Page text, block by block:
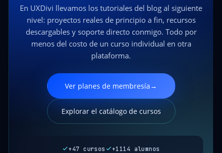
En UXDivi llevamos los tutoriales del blog al siguiente
nivel: proyectos reales de principio a fin, recursos
descargables y soporte directo conmigo. Todo por
menos del costo de un curso individual en otra
plataforma.
Ver planes de membresía→
Explorar el catálogo de cursos
+47 cursos
+1114 alumnos